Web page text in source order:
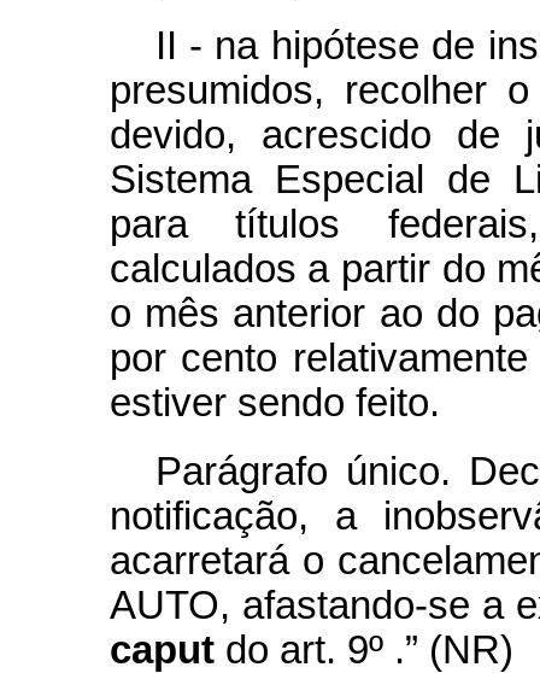
II - na hipótese de
presumidos, recolher
devido, acrescido de
Sistema Especial de
para títulos
calculados a partir do
o mês anterior ao do
por cento
estiver sendo feito.
Parágrafo único.
notificação, a
acarretará o
AUTO, afastando-se a
caput do art. 9º .” (NR)